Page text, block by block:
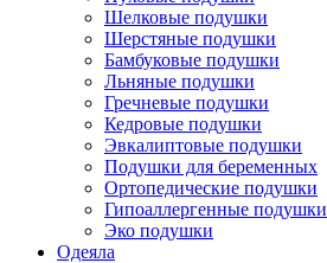
Шелковые подушки
Шерстяные подушки
Бамбуковые подушки
Льняные подушки
Гречневые подушки
Кедровые подушки
Эвкалиптовые подушки
Подушки для беременных
Ортопедические подушки
Гипоаллергенные подушки
Эко подушки
Одеяла